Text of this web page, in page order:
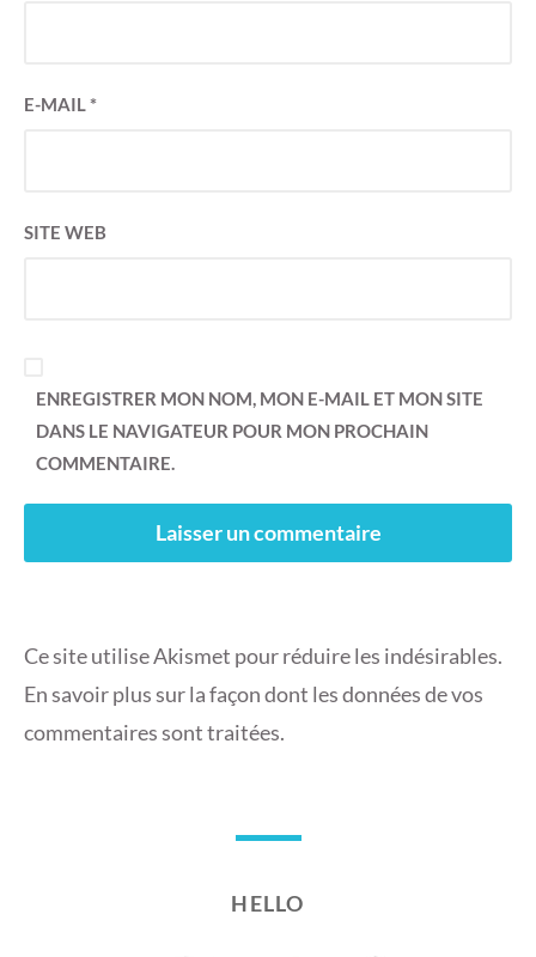
E-MAIL*
SITE WEB
ENREGISTRER MON NOM, MON E-MAIL ET MON SITE
DANS LE NAVIGATEUR POUR MON PROCHAIN
COMMENTAIRE.
Ce site utilise Akismet pour réduire les indésirables.
En savoir plus sur la façon dont les données de vos
commentaires sont traitées.
HELLO